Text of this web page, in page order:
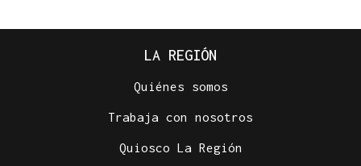
LA REGIÓN
Quiénes somos
Trabaja con nosotros
Quiosco La Región